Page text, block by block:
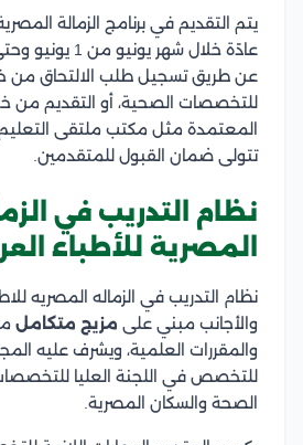
يتم التقديم في برنامج الزمالة
عن طريق تسجيل طلب الالتحاق من
للتخصصات الصحية، أو التقديم من
المعتمدة مثل مكتب ملتقى
تتولى ضمان القبول للمتقدمين.
نظام التدريب في
المصرية للأطباء
نظام التدريب في الزماله المصريه
والأجانب مبني على مزيج متكامل
والمقررات العلمية، ويشرف عليه
للتخصص في اللجنة العليا
الصحة والسكان المصرية.